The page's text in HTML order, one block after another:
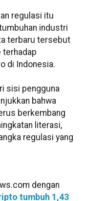
regulasi itu
industri
terbaru tersebut
di Indonesia.
sisi pengguna
bahwa
berkembang
literasi,
regulasi yang
dengan
tumbuh 1,43